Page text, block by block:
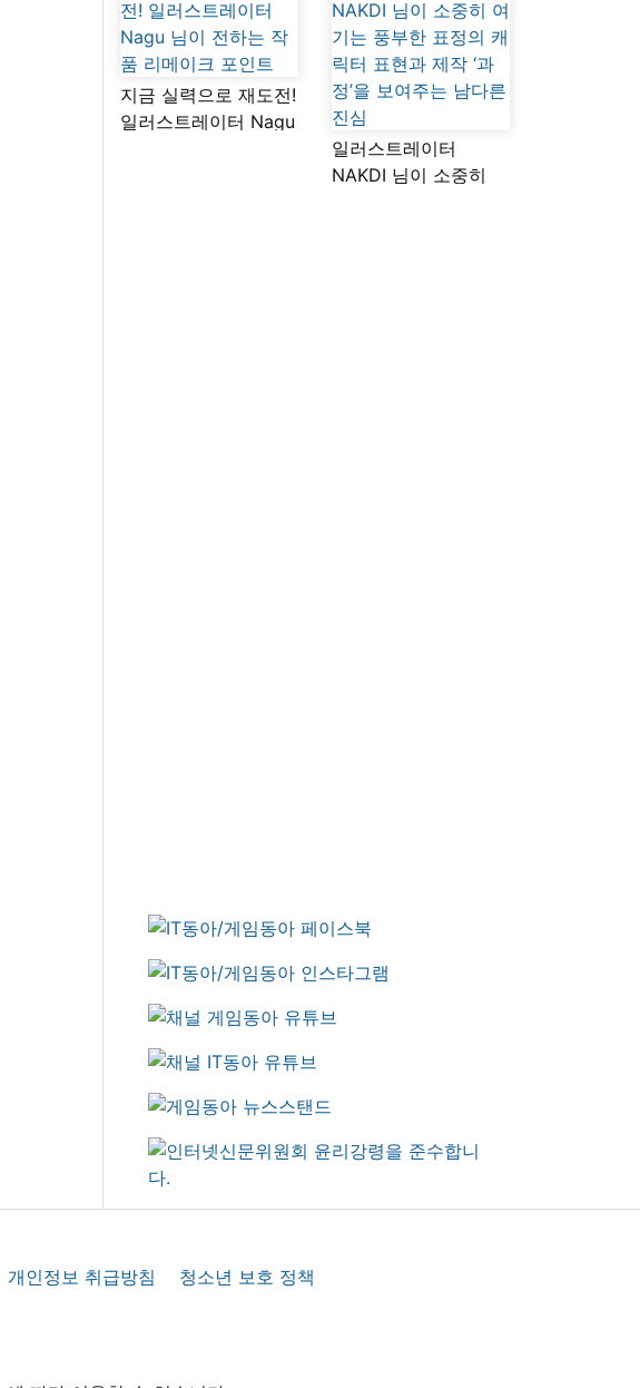
지금 실력으로 재도전!
일러스트레이터 Nagu
일러스트레이터
NAKDI 님이 소중히
개인정보 취급방침
청소년 보호 정책